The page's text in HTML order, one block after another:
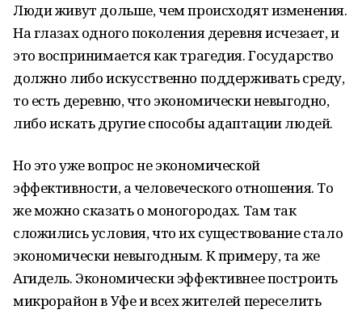
Люди живут дольше, чем происходят изменения.
На глазах одного поколения деревня исчезает, и
это воспринимается как трагедия. Государство
должно либо искусственно поддерживать среду,
то есть деревню, что экономически невыгодно,
либо искать другие способы адаптации людей.
Но это уже вопрос не экономической
эффективности, а человеческого отношения. То
же можно сказать о моногородах. Там так
сложились условия, что их существование стало
экономически невыгодным. К примеру, та же
Агидель. Экономически эффективнее построить
микрорайон в Уфе и всех жителей переселить